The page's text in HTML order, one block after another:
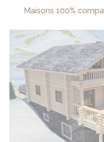
Maisons 100%